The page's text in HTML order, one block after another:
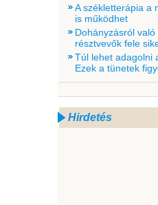
A székletterápia a
is működhet
Dohányzásról való
résztvevők fele
Túl lehet adagolni
Ezek a tünetek
Hirdetés